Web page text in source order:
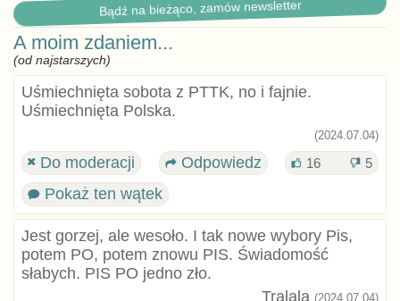
Bądź na bieżąco, zamów newsletter
A moim zdaniem...
(od najstarszych)
Uśmiechnięta sobota z PTTK, no i fajnie.
Uśmiechnięta Polska.
(2024.07.04)
Do moderacji Odpowiedz 16 5
Pokaż ten wątek
Jest gorzej, ale wesoło. I tak nowe wybory Pis,
potem PO, potem znowu PIS. Świadomość
słabych. PIS PO jedno zło.
Tralala